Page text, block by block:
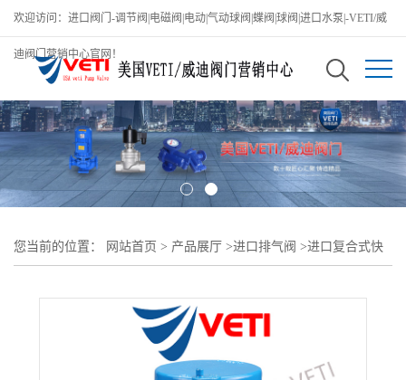
欢迎访问：进口阀门-调节阀|电磁阀|电动|气动球阀|蝶阀|球阀|进口水泵|-VETI/威
迪阀门营销中心官网！
您当前的位置： 网站首页 > 产品展厅 >进口排气阀 >进口复合式快